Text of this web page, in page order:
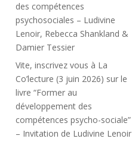
des compétences
psychosociales – Ludivine
Lenoir, Rebecca Shankland &
Damier Tessier
Vite, inscrivez vous à La
Co’lecture (3 juin 2026) sur le
livre “Former au
développement des
compétences psycho-sociale”
– Invitation de Ludivine Lenoir